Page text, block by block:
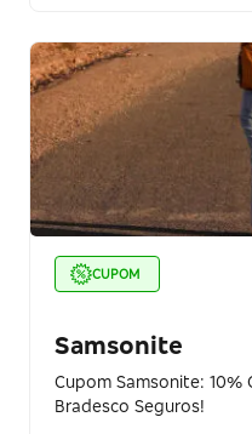
CUPOM
Samsonite
Cupom Samsonite: 10%
Bradesco Seguros!